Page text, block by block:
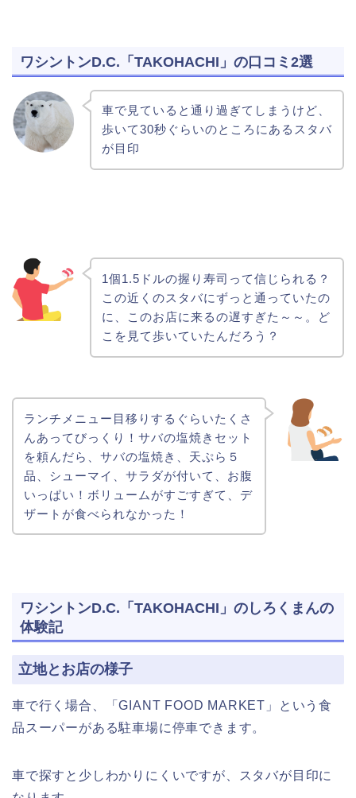
ワシントンD.C.「TAKOHACHI」の口コミ2選
車で見ていると通り過ぎてしまうけど、
歩いて30秒ぐらいのところにあるスタバ
が目印
1個1.5ドルの握り寿司って信じられる？
この近くのスタバにずっと通っていたの
に、このお店に来るの遅すぎた～～。ど
こを見て歩いていたんだろう？
ランチメニュー目移りするぐらいたくさ
んあってびっくり！サバの塩焼きセット
を頼んだら、サバの塩焼き、天ぷら５
品、シューマイ、サラダが付いて、お腹
いっぱい！ボリュームがすごすぎて、デ
ザートが食べられなかった！
ワシントンD.C.「TAKOHACHI」のしろくまんの
体験記
立地とお店の様子
車で行く場合、「GIANT FOOD MARKET」という食
品スーパーがある駐車場に停車できます。
車で探すと少しわかりにくいですが、スタバが目印に